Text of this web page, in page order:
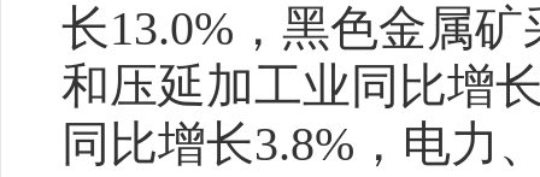
长13.0%，黑色金属
和压延加工业同比增
同比增长3.8%，电力